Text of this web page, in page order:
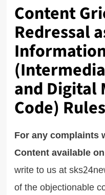
Content
Redressal
and Digital
Code)
For any complaints
Content available on
write to us at
of the objectionable